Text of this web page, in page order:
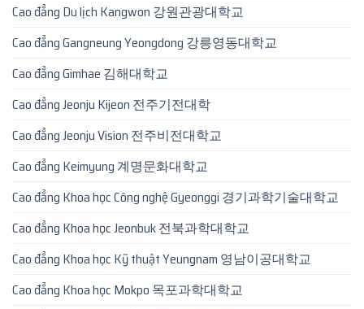
Cao đẳng Du lịch Kangwon 강원관광대학교
Cao đẳng Gangneung Yeongdong 강릉영동대학교
Cao đẳng Gimhae 김해대학교
Cao đẳng Jeonju Kijeon 전주기전대학
Cao đẳng Jeonju Vision 전주비전대학교
Cao đẳng Keimyung 계명문화대학교
Cao đẳng Khoa học Công nghệ Gyeonggi 경기과학기술대학교
Cao đẳng Khoa học Jeonbuk 전북과학대학교
Cao đẳng Khoa học Kỹ thuật Yeungnam 영남이공대학교
Cao đẳng Khoa học Mokpo 목포과학대학교